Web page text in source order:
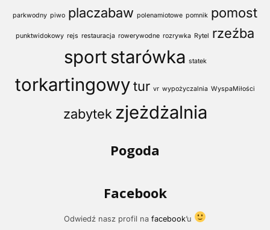
parkwodny piwo placzabaw polenamiotowe pomnik pomost
punktwidokowy rejs restauracja rowerywodne rozrywka Rytel rzeźba
sport starówka statek
torkartingowytur vr wypożyczalnia WyspaMiłości
zabytek zjeżdżalnia
Pogoda
Facebook
Odwiedź nasz profil nafacebook’u